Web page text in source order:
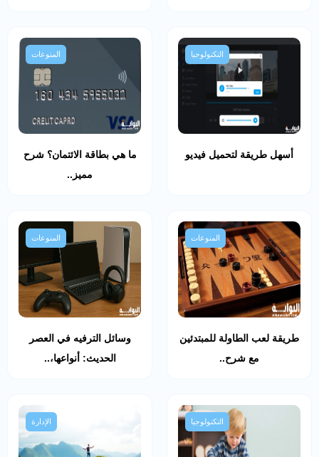
التكنولوجيا
أسهل طريقة لتحميل فيديو
المنوعات
ما هي بطاقة الائتمان؟ شرح
مميز..
المنوعات
طريقة لعب الطاولة للمبتدئين
مع شرح..
المنوعات
وسائل الترفيه في العصر
الحديث: أنواعها،..
التكنولوجيا الإدارة